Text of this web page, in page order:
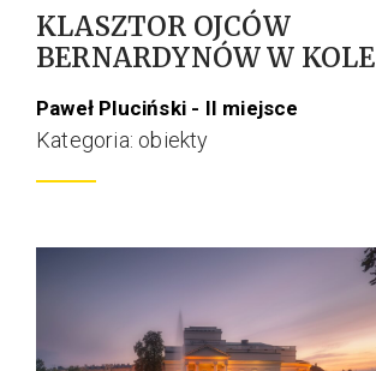
KLASZTOR OJCÓW
BERNARDYNÓW W KOLE
Paweł Pluciński - II miejsce
Kategoria: obiekty